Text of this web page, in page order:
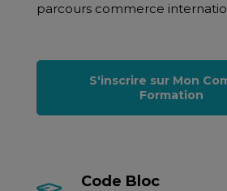
parcours commerce
S'inscrire sur Mon
Formation
Code Bloc